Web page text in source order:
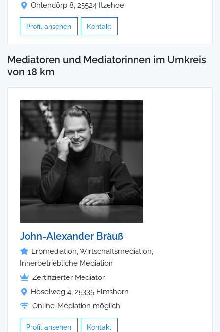
Ohlendörp 8, 25524 Itzehoe
Profil ansehen Kontakt
Mediatoren und Mediatorinnen im Umkreis
von 18 km
John-Alexander Bräuß
Erbmediation, Wirtschaftsmediation,
Innerbetriebliche Mediation
Zertifizierter Mediator
Höselweg 4, 25335 Elmshorn
Online-Mediation möglich
Profil ansehen Kontakt